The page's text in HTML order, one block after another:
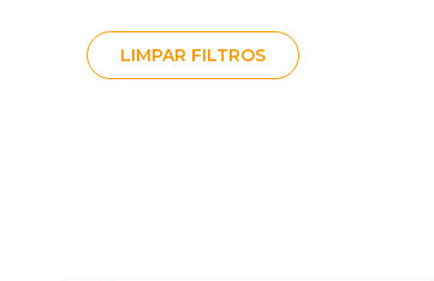
LIMPAR FILTROS